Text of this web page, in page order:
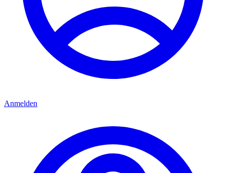
Anmelden